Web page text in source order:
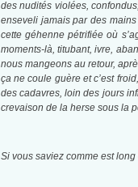
des nudités violées,
enseveli jamais par des
cette géhenne pétrifiée où
moments-là, titubant, ivre,
nous mangeons au retour,
ça ne coule guère et c’est
des cadavres, loin des jours
crevaison de la herse sous la
Si vous saviez comme est